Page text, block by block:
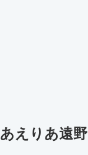
あえりあ遠野